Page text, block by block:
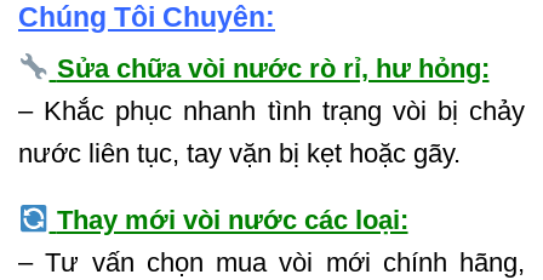
Chúng Tôi Chuyên:
Sửa chữa vòi nước rò rỉ, hư hỏng:
– Khắc phục nhanh tình trạng vòi bị chảy
nước liên tục, tay vặn bị kẹt hoặc gãy.
Thay mới vòi nước các loại:
– Tư vấn chọn mua vòi mới chính hãng,